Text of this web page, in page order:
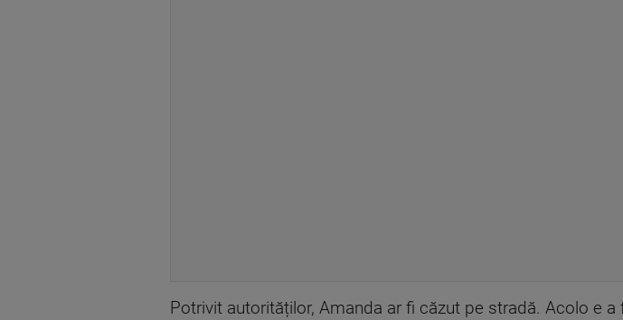
Potrivit autorităților, Amanda ar fi căzut pe stradă. Acolo e